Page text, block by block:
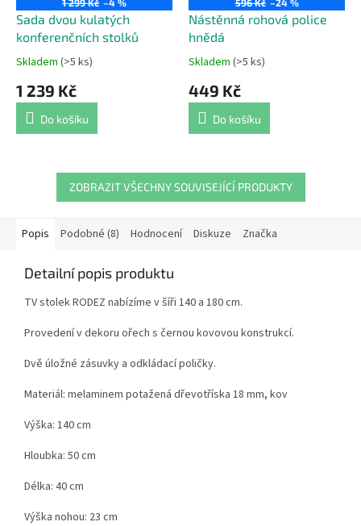
1 299 Kč –4 %
Sada dvou kulatých
konferenčních stolků
Průměrné
produktu
4,4
hvězdiček.
Skladem (>5 ks)
1 239 Kč
Do košíku
596 Kč –24 %
Nástěnná rohová police
hnědá
Průměrné
produktu
5,0
hvězdiček.
Skladem (>5 ks)
449 Kč
Do košíku
ZOBRAZIT VŠECHNY SOUVISEJÍCÍ PRODUKTY
Popis Podobné (8) Hodnocení Diskuze Značka
Detailní popis produktu
TV stolek RODEZ nabízíme v šíři 140 a 180 cm.
Provedení v dekoru ořech s černou kovovou konstrukcí.
Dvě úložné zásuvky a odkládací poličky.
Materiál: melaminem potažená dřevotříska 18 mm, kov
Výška: 140 cm
Hloubka: 50 cm
Délka: 40 cm
Výška nohou: 23 cm